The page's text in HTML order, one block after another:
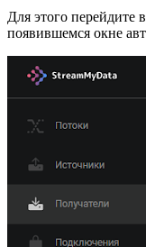
Для этого перейдите
появившемся окне